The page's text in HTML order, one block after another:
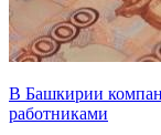
В Башкирии
работниками